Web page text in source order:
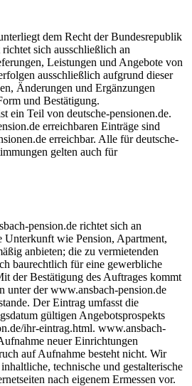
dem Recht der Bundesrepublik
sich ausschließlich an
Leistungen und Angebote von
ausschließlich aufgrund dieser
Änderungen und Ergänzungen
und Bestätigung.
ein Teil von deutsche-pensionen.de.
erreichbaren Einträge sind
erreichbar. Alle fürdeutsche-
gelten auch für
pension.de richtet sich an
Unterkunft wie Pension, Apartment,
anbieten; die zu vermietenden
baurechtlich für eine gewerbliche
der Bestätigung des Auftrages kommt
unter derwww.ansbach-pension.de
Der Eintrag umfasst die
gültigen Angebotsprospekts
/ihr-eintrag.html. www.ansbach-
neuer Einrichtungen
auf Aufnahme besteht nicht. Wir
technische und gestalterische
nach eigenem Ermessen vor.